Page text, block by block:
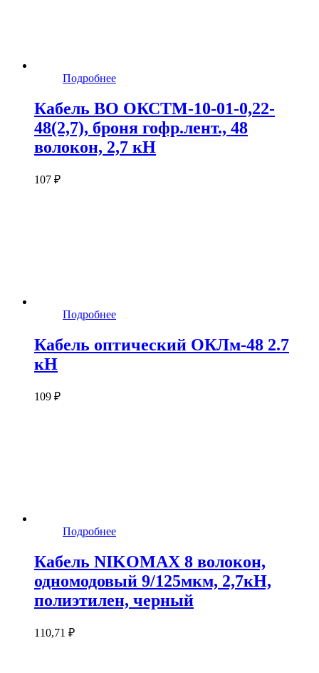
Подробнее
Кабель ВО ОКСТМ-10-01-0,22-
48(2,7), броня гофр.лент., 48
волокон, 2,7 кН
107 ₽
Подробнее
Кабель оптический ОКЛм-48 2.7
кН
109 ₽
Подробнее
Кабель NIKOMAX 8 волокон,
одномодовый 9/125мкм, 2,7кН,
полиэтилен, черный
110,71 ₽